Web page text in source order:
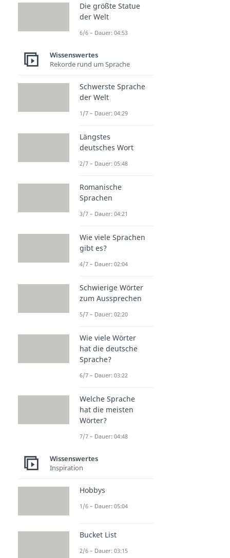
Die größte Statue
der Welt
6/6 – Dauer: 04:53
Wissenswertes
Rekorde rund um Sprache
Schwerste Sprache
der Welt
1/7 – Dauer: 04:29
Längstes
deutsches Wort
2/7 – Dauer: 05:48
Romanische
Sprachen
3/7 – Dauer: 04:21
Wie viele Sprachen
gibt es?
4/7 – Dauer: 02:04
Schwierige Wörter
zum Aussprechen
5/7 – Dauer: 02:20
Wie viele Wörter
hat die deutsche
Sprache?
6/7 – Dauer: 03:22
Welche Sprache
hat die meisten
Wörter?
7/7 – Dauer: 04:48
Wissenswertes
Inspiration
Hobbys
1/6 – Dauer: 05:04
Bucket List
2/6 – Dauer: 03:15